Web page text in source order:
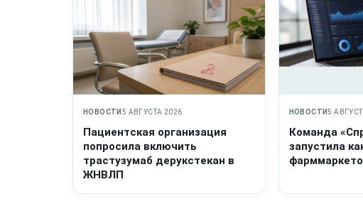
НОВОСТИ 5 АВГУСТА 2026
Пациентская организация
попросила включить
трастузумаб дерукстекан в
ЖНВЛП
НОВОСТИ5
Команда
запустила